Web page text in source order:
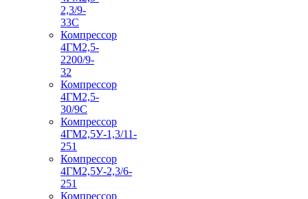
2,3/9-
33С
Компрессор
4ГМ2,5-
2200/9-
32
Компрессор
4ГМ2,5-
30/9С
Компрессор
4ГМ2,5У-1,3/11-
251
Компрессор
4ГМ2,5У-2,3/6-
251
Компрессор